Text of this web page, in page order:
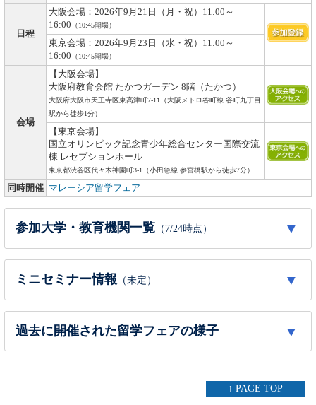
日程
大阪会場：2026年9月21日（月・祝）11:00～
16:00 （10:45開場）
東京会場：2026年9月23日（水・祝）11:00～
16:00 （10:45開場）
会場
【大阪会場】
大阪府教育会館 たかつガーデン 8階（たかつ）
大阪府大阪市天王寺区東高津町7-11（大阪メトロ谷町線 谷町九丁目
駅から徒歩1分）
【東京会場】
国立オリンピック記念青少年総合センター国際交流
棟 レセプションホール
東京都渋谷区代々木神園町3-1（小田急線 参宮橋駅から徒歩7分）
同時開催 マレーシア留学フェア
参加大学・教育機関一覧 （7/24時点）
などの教育機関担当者
国 大学名
9/23 (水/祝)
Arizona State University※ × 〇
- -
ミニセミナー情報 （未定）
過去に開催された留学フェアの様子
留学フェアの様子（来場者のべ約2,000名以上）↑ PAGE TOP